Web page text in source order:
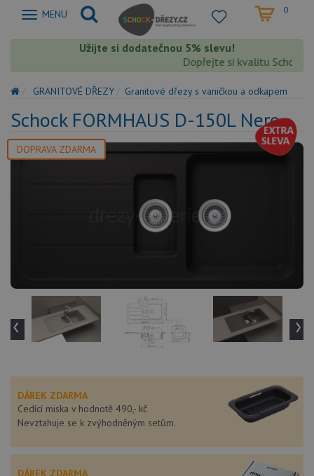
Zobrazit
MENU 0
Užijte si dodatečnou 5% slevu!
Dopřejte si kvalitu Schock s
GRANITOVÉ DŘEZY Granitové dřezy s vaničkou a odkapem
Schock FORMHAUS D-150L Nero
DOPRAVA ZDARMA
‹ ›
DÁREK ZDARMA
Cedící miska v hodnotě 490,- kč
Nevztahuje se k zvýhodněným setům.
DÁREK ZDARMA